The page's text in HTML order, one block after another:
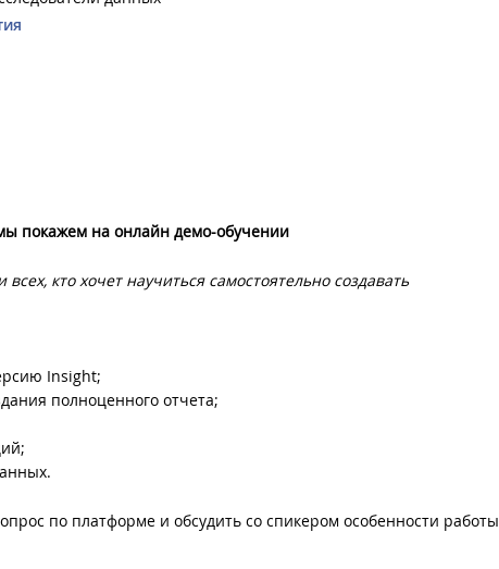
покажем на онлайн демо-обучении
кто хочет научиться самостоятельно создавать
Insight;
полноценного отчета;
по платформе и обсудить со спикером особенности работы